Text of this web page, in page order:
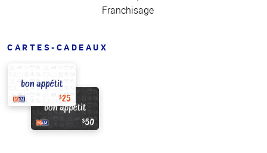
Franchisage
CARTES-CADEAUX